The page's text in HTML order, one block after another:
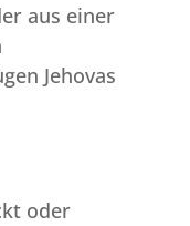
aus einer
Jehovas
oder